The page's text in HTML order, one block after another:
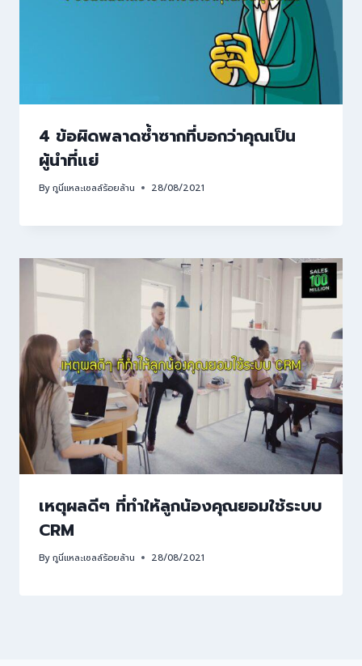
4 ข้อผิดพลาดซ้ำซากที่บอกว่าคุณเป็น
ผู้นำที่แย่
Byกูนี่แหละเซลล์ร้อยล้าน 28/08/2021
เหตุผลดีๆ ที่ทำให้ลูกน้องคุณยอมใช้ระบบ
CRM
Byกูนี่แหละเซลล์ร้อยล้าน 28/08/2021